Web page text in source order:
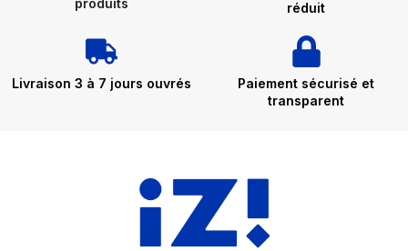
produits
réduit
Livraison 3 à 7 jours ouvrés
Paiement sécurisé et
transparent